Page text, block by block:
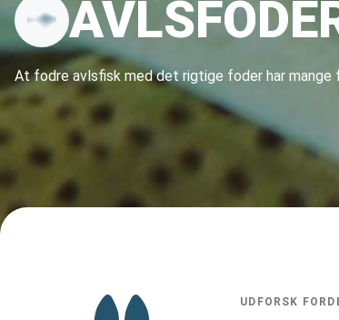
At fodre avlsfisk med det rigtige foder har mange
UDFORSK